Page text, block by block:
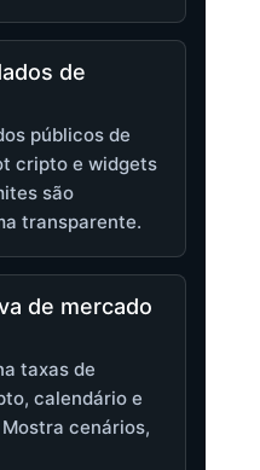
de
públicos de
cripto e widgets
são
transparente.
de mercado
taxas de
calendário e
cenários,